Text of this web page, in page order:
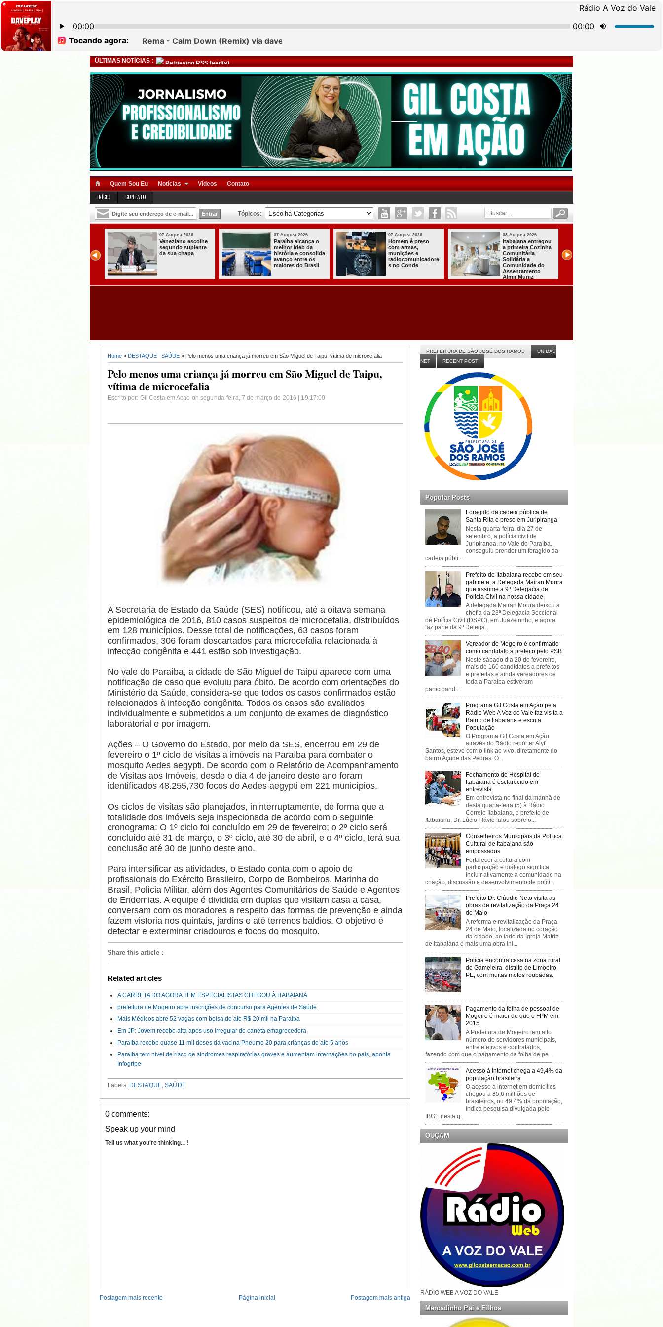
ÚLTIMAS NOTÍCIAS : Retrieving RSS feed(s)
Quem Sou Eu Notícias Vídeos Contato
INÍCIO CONTATO
Tópicos:
história e consolida
avanço entre os
07 August 2026
Homem é preso
com armas,
munições e
03 August 2026
Itabaiana entregou
a primeira Cozinha
Comunitária
Solidária a
Comunidade do
03 August 2026
Secretaria de
Agricultura de
Itabaiana recebeu
da Sedap-PB cerca
de 30 mil alevinos
03 August 2026
Mulher em aparente
surto esfaqueia a
própria mãe em
João Pessoa
Home » DESTAQUE SAÚDE » Pelo menos uma criança já morreu em São Miguel de Taipu, vítima de microcefalia
Pelo menos uma criança já morreu em São Miguel de Taipu,
vítima de microcefalia
Escrito por: Gil Costa em Acao on segunda-feira, 7 de março de 2016 | 19:17:00
A Secretaria de Estado da Saúde (SES) notificou, até a oitava semana
epidemiológica de 2016, 810 casos suspeitos de microcefalia, distribuídos
em 128 municípios. Desse total de notificações, 63 casos foram
confirmados, 306 foram descartados para microcefalia relacionada à
infecção congênita e 441 estão sob investigação.
No vale do Paraíba, a cidade de São Miguel de Taipu aparece com uma
notificação de caso que evoluiu para óbito. De acordo com orientações do
Ministério da Saúde, considera-se que todos os casos confirmados estão
relacionados à infecção congênita. Todos os casos são avaliados
individualmente e submetidos a um conjunto de exames de diagnóstico
laboratorial e por imagem.
Ações – O Governo do Estado, por meio da SES, encerrou em 29 de
fevereiro o 1º ciclo de visitas a imóveis na Paraíba para combater o
mosquito Aedes aegypti. De acordo com o Relatório de Acompanhamento
de Visitas aos Imóveis, desde o dia 4 de janeiro deste ano foram
identificados 48.255,730 focos do Aedes aegypti em 221 municípios.
Os ciclos de visitas são planejados, ininterruptamente, de forma que a
totalidade dos imóveis seja inspecionada de acordo com o seguinte
cronograma: O 1º ciclo foi concluído em 29 de fevereiro; o 2º ciclo será
concluído até 31 de março, o 3º ciclo, até 30 de abril, e o 4º ciclo, terá sua
conclusão até 30 de junho deste ano.
Para intensificar as atividades, o Estado conta com o apoio de
profissionais do Exército Brasileiro, Corpo de Bombeiros, Marinha do
Brasil, Polícia Militar, além dos Agentes Comunitários de Saúde e Agentes
de Endemias. A equipe é dividida em duplas que visitam casa a casa,
conversam com os moradores a respeito das formas de prevenção e ainda
fazem vistoria nos quintais, jardins e até terrenos baldios. O objetivo é
detectar e exterminar criadouros e focos do mosquito.
Share this article :
Related articles
A CARRETA DO AGORA TEM ESPECIALISTAS CHEGOU À ITABAIANA
prefeitura de Mogeiro abre inscrições de concurso para Agentes de Saúde
Mais Médicos abre 52 vagas com bolsa de até R$ 20 mil na Paraíba
Em JP: Jovem recebe alta após uso irregular de caneta emagrecedora
Paraíba recebe quase 11 mil doses da vacina Pneumo 20 para crianças de até 5 anos
Paraíba tem nível de risco de síndromes respiratórias graves e aumentam internações no país, aponta
Infogripe
Labels: DESTAQUE,SAÚDE
0 comments:
Speak up your mind
Tell us what you're thinking... !
Postagem mais recente Postagem mais antiga
Página inicial
PREFEITURA DE SÃO JOSÉ DOS RAMOS
UNIDAS
NET
RECENT POST
Popular Posts
Foragido da cadeia pública de
Santa Rita é preso em Juripiranga
Nesta quarta-feira, dia 27 de
setembro, a polícia civil de
Juripiranga, no Vale do Paraíba,
conseguiu prender um foragido da
cadeia públi...
Prefeito de Itabaiana recebe em seu
gabinete, a Delegada Mairan Moura
que assume a 9º Delegacia de
Policia Civil na nossa cidade
A delegada Mairan Moura deixou a
chefia da 23ª Delegacia Seccional
de Polícia Civil (DSPC), em Juazeirinho, e agora
faz parte da 9ª Delega...
Vereador de Mogeiro é confirmado
como candidato a prefeito pelo PSB
Neste sábado dia 20 de fevereiro,
mais de 160 candidatos a prefeitos
e prefeitas e ainda vereadores de
toda a Paraíba estiveram
participand...
Programa Gil Costa em Ação pela
Rádio Web A Voz do Vale faz visita a
Bairro de Itabaiana e escuta
População
O Programa Gil Costa em Ação
através do Rádio repórter Alyf
Santos, esteve com o link ao vivo, diretamente do
bairro Açude das Pedras. O...
Fechamento de Hospital de
Itabaiana é esclarecido em
entrevista
Em entrevista no final da manhã de
desta quarta-feira (5) à Rádio
Correio Itabaiana, o prefeito de
Itabaiana, Dr. Lúcio Flávio falou sobre o...
Conselheiros Municipais da Política
Cultural de Itabaiana são
empossados
Fortalecer a cultura com
participação e diálogo significa
incluir ativamente a comunidade na
criação, discussão e desenvolvimento de políti...
Prefeito Dr. Cláudio Neto visita as
obras de revitalização da Praça 24
de Maio
A reforma e revitalização da Praça
24 de Maio, localizada no coração
da cidade, ao lado da Igreja Matriz
de Itabaiana é mais uma obra ini...
Polícia encontra casa na zona rural
de Gameleira, distrito de Limoeiro-
PE, com muitas motos roubadas.
Pagamento da folha de pessoal de
Mogeiro é maior do que o FPM em
2015
A Prefeitura de Mogeiro tem alto
número de servidores municipais,
entre efetivos e contratados,
fazendo com que o pagamento da folha de pe...
Acesso à internet chega a 49,4% da
população brasileira
O acesso à internet em domicílios
chegou a 85,6 milhões de
brasileiros, ou 49,4% da população,
indica pesquisa divulgada pelo
IBGE nesta q...
OUÇAM
RÁDIO WEB A VOZ DO VALE
Mercadinho Pai e Filhos